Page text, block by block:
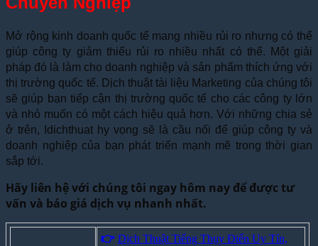
Mở rộng kinh doanh quốc tế mang nhiều rủi ro nhưng có thể
giúp công ty giảm thiểu rủi ro nhiều nhất có thể. Một giải
pháp đó là làm cho doanh nghiệp và sản phẩm thích ứng với
thị trường quốc tế. Dịch thuật tài liệu Marketing của chúng tôi
sẽ giúp bạn tiếp cận thị trường quốc tế cho các công ty lớn
và nhỏ muốn có một cách hiệu quả hơn. Với những chia sẻ
ở trên, Idichthuat hy vọng sẽ là cầu nối để giúp công ty và
doanh nghiệp của bạn phát triển mạnh mẽ trong thời gian
sắp tới.
Hãy liên hệ với chúng tôi ngay hôm nay để được tư
vấn và báo giá dịch vụ nhanh nhất.
👉 Dịch Thuật Tiếng Thụy Điển Uy Tín,